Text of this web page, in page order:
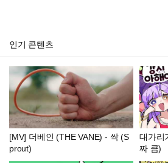
인기 콘텐츠
[MV] 더베인 (THE VANE) - 싹 (S
prout)
대가리
짜 큼)